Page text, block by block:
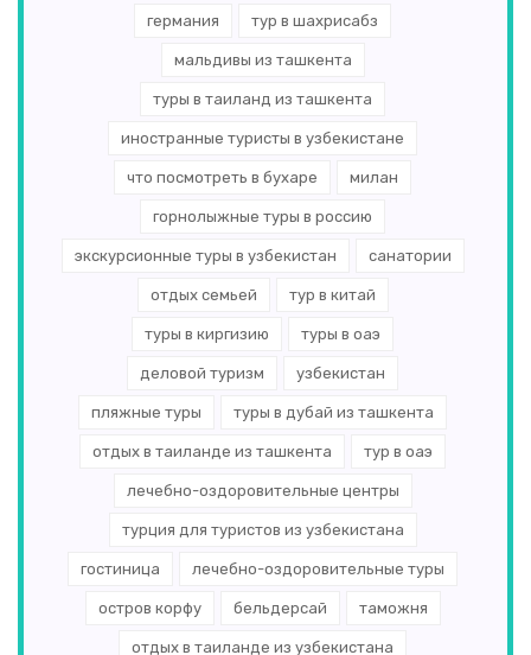
германия тур в шахрисабз
мальдивы из ташкента
туры в таиланд из ташкента
иностранные туристы в узбекистане
что посмотреть в бухаре милан
горнолыжные туры в россию
экскурсионные туры в узбекистан санатории
отдых семьей тур в китай
туры в киргизию туры в оаэ
деловой туризм узбекистан
пляжные туры туры в дубай из ташкента
отдых в таиланде из ташкента тур в оаэ
лечебно-оздоровительные центры
турция для туристов из узбекистана
гостиница лечебно-оздоровительные туры
остров корфу бельдерсай таможня
отдых в таиланде из узбекистана